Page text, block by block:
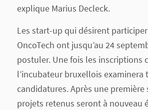
explique Marius Decleck.
Les start-up qui désirent
OncoTech ont jusqu’au 24
postuler. Une fois les inscriptions
l’incubateur bruxellois examinera
candidatures. Après une première
projets retenus seront à nouveau